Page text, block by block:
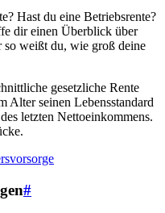
Hast du eine Betriebsrente?
dir einen Überblick über
so weißt du, wie groß deine
gesetzliche Rente
Alter seinen Lebensstandard
letzten Nettoeinkommens.
#